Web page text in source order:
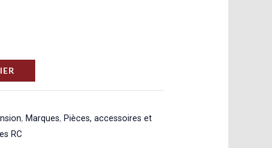
, Marques, Pièces, accessoires et
RC